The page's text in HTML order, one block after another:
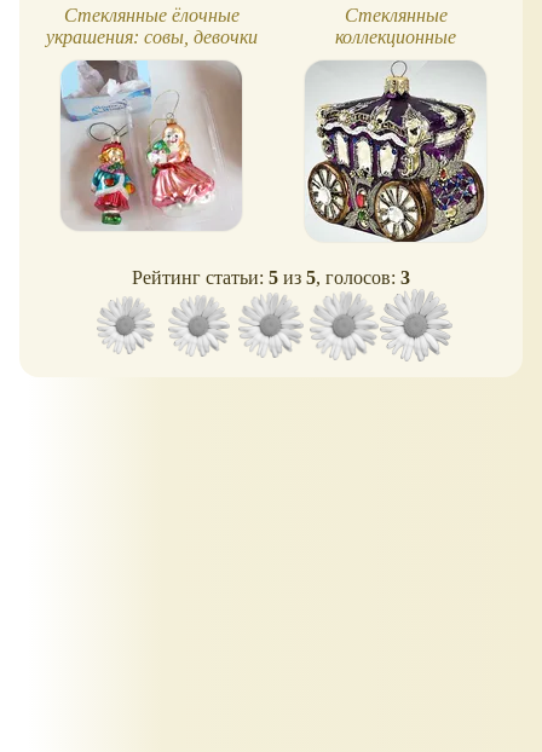
Стеклянные ёлочные
украшения: совы, девочки
Стеклянные
коллекционные
новогодние украшения
Рейтинг статьи: 5 из 5, голосов: 3